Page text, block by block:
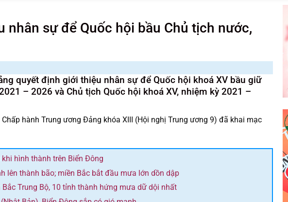
nhân sự để Quốc hội bầu Chủ tịch nước,
quyết định giới thiệu nhân sự để Quốc hội khoá XV bầu giữ
– 2026 và Chủ tịch Quốc hội khoá XV, nhiệm kỳ 2021 –
hành Trung ương Đảng khóa XIII (Hội nghị Trung ương 9) đã khai mạc
hình thành trên Biển Đông
lên thành bão; miền Bắc bắt đầu mưa lớn dồn dập
Trung Bộ, 10 tỉnh thành hứng mưa dữ dội nhất